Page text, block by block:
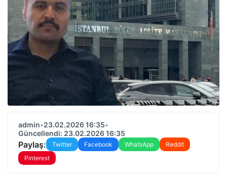
admin•23.02.2026 16:35•
Güncellendi: 23.02.2026 16:35
Paylaş: Twitter Facebook WhatsApp
Reddit
Pinterest